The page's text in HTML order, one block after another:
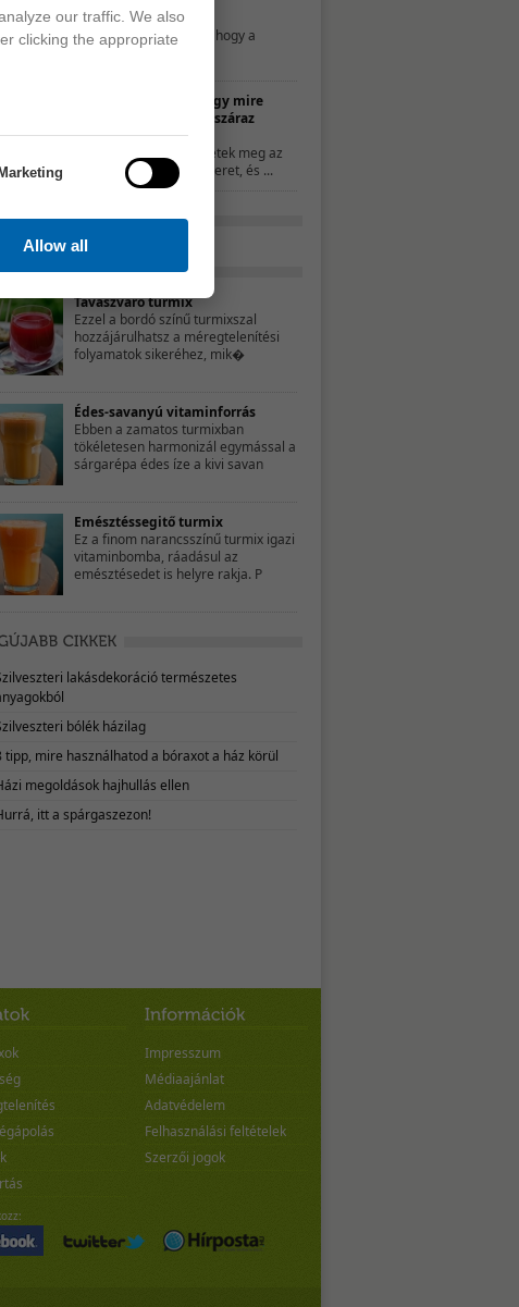
Mit nassoljon a gyerek?
Néhány szülő úgy gondolja, hogy a
nassolás rosszat ...
10 ötlet, hogy mire
használd a száraz
kenyeret
Ha nem ettétek meg az
összes kenyeret, és ...
Tavaszváró turmix
Ezzel a bordó színű turmixszal
hozzájárulhatsz a méregtelenítési
folyamatok sikeréhez, mik�
Édes-savanyú vitaminforrás
Ebben a zamatos turmixban
tökéletesen harmonizál egymással a
sárgarépa édes íze a kivi savan
Emésztéssegitő turmix
Ez a finom narancsszínű turmix igazi
vitaminbomba, ráadásul az
emésztésedet is helyre rakja. P
lakásdekoráció természetes
bólék házilag
tipp, mire használhatod a bóraxot a ház körül
megoldások hajhullás ellen
itt a spárgaszezon!
Impresszum
Médiaajánlat
Adatvédelem
Felhasználási feltételek
Szerzői jogok
our traffic. We also
clicking the appropriate
Allow all